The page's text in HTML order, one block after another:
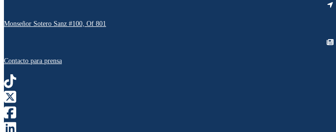
Monseñor Sotero Sanz #100, Of 801
Contacto para prensa